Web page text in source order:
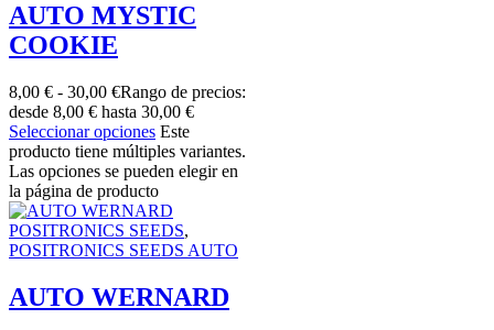
AUTO MYSTIC
COOKIE
8,00 € - 30,00 €Rango de precios:
desde 8,00 € hasta 30,00 €
Seleccionar opciones Este
producto tiene múltiples variantes.
Las opciones se pueden elegir en
la página de producto
POSITRONICS SEEDS,
POSITRONICS SEEDS AUTO
AUTO WERNARD